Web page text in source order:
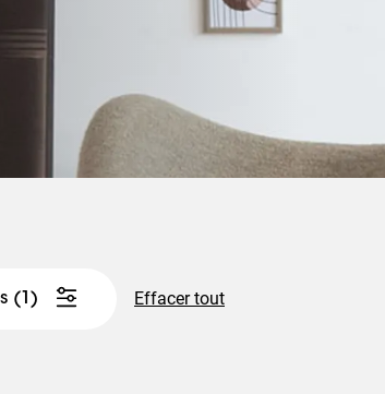
(1) Effacer tout